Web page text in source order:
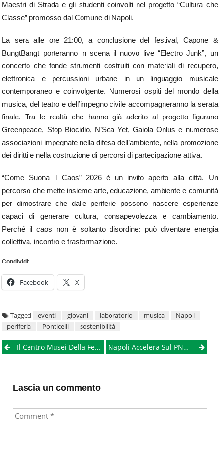
Maestri di Strada e gli studenti coinvolti nel progetto “Cultura che
Classe” promosso dal Comune di Napoli.
La sera alle ore 21:00, a conclusione del festival, Capone &
BungtBangt porteranno in scena il nuovo live “Electro Junk”, un
concerto che fonde strumenti costruiti con materiali di recupero,
elettronica e percussioni urbane in un linguaggio musicale
contemporaneo e coinvolgente. Numerosi ospiti del mondo della
musica, del teatro e dell’impegno civile accompagneranno la serata
finale. Tra le realtà che hanno già aderito al progetto figurano
Greenpeace, Stop Biocidio, N’Sea Yet, Gaiola Onlus e numerose
associazioni impegnate nella difesa dell’ambiente, nella promozione
dei diritti e nella costruzione di percorsi di partecipazione attiva.
“Come Suona il Caos” 2026 è un invito aperto alla città. Un
percorso che mette insieme arte, educazione, ambiente e comunità
per dimostrare che dalle periferie possono nascere esperienze
capaci di generare cultura, consapevolezza e cambiamento.
Perché il caos non è soltanto disordine: può diventare energia
collettiva, incontro e trasformazione.
Condividi:
Facebook X
Tagged eventi giovani laboratorio musica
Napoli
periferia
Ponticelli sostenibilità
PostIl Centro Musei Della Federico II Si Rinnova: Concluso Il Progetto Di Riqualificazione Napoli Accelera Sul PNRR: Investito Un Miliardo Di Euro, Cantieri Verso Il Traguardo
Lascia un commento